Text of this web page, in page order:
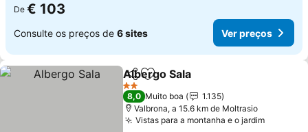
De € 103
Consulte os preços de 6 sites Ver preços
PartilharAdicionar aos favoritos
Albergo Sala
2 Estrelas
8,0 Muito boa
1.135
Valbrona, a 15.6 km de Moltrasio
Vistas para a montanha e o jardimVer